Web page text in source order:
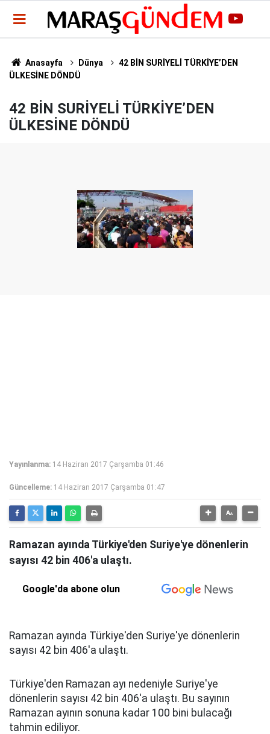
Anasayfa Dünya
42 BİN SURİYELİ TÜRKİYE’DEN
ÜLKESİNE DÖNDÜ
42 BİN SURİYELİ TÜRKİYE’DEN
ÜLKESİNE DÖNDÜ
Yayınlanma: 14 Haziran 2017 Çarşamba 01:46
Güncelleme: 14 Haziran 2017 Çarşamba 01:47
Ramazan ayında Türkiye'den Suriye'ye dönenlerin
sayısı 42 bin 406'a ulaştı.
Google'da abone olun
Ramazan ayında Türkiye'den Suriye'ye dönenlerin
sayısı 42 bin 406'a ulaştı.
Türkiye'den Ramazan ayı nedeniyle Suriye'ye
dönenlerin sayısı 42 bin 406'a ulaştı. Bu sayının
Ramazan ayının sonuna kadar 100 bini bulacağı
tahmin ediliyor.